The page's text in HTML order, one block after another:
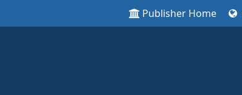
Publisher Home